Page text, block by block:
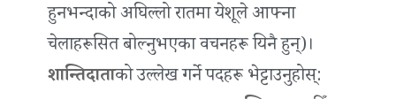
हुनभन्दाको अघिल्लो रातमा येशूले आफ्ना
चेलाहरूसित बोल्नुभएका वचनहरू यिनै हुन्)।
शान्तिदाताको उल्लेख गर्ने पदहरू भेट्टाउनुहोस्: